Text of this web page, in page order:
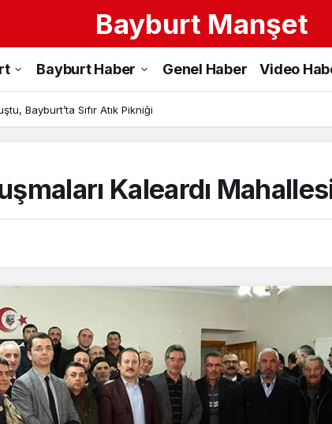
Bayburt Manşet
Bayburt Haber Genel Haber Video
Bayburt’ta Sıfır Atık Pikniği
Kaleardı